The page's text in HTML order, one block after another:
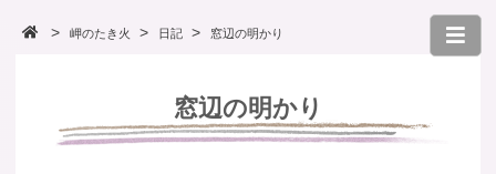
岬のたき火 日記 窓辺の明かり
窓辺の明かり